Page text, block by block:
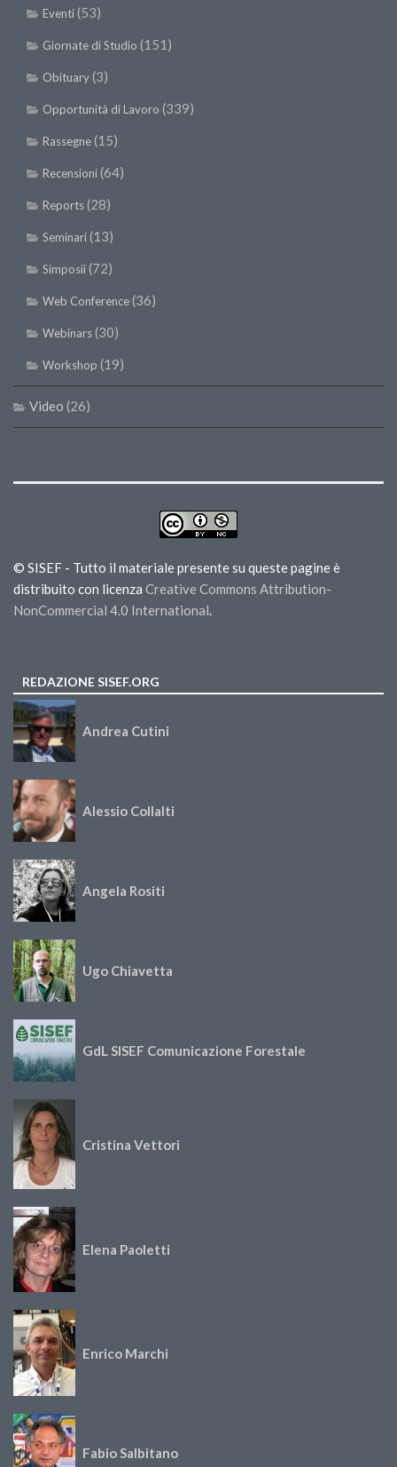
Eventi(53)
Giornate di Studio (151)
Obituary(3)
Opportunità di Lavoro (339)
Rassegne(15)
Recensioni(64)
Reports(28)
Seminari(13)
Simposii(72)
Web Conference(36)
Webinars(30)
Workshop (19)
Video (26)
© SISEF - Tutto il materiale presente su queste pagine è
distribuito con licenza Creative Commons Attribution-
NonCommercial 4.0 International.
REDAZIONE SISEF.ORG
Andrea Cutini
Alessio Collalti
Angela Rositi
Ugo Chiavetta
GdL SISEF Comunicazione Forestale
Cristina Vettori
Elena Paoletti
Enrico Marchi
Fabio Salbitano